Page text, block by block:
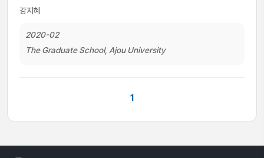
강지혜
2020-02
The Graduate School, Ajou University
1